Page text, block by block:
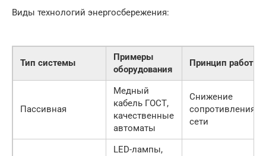
Виды технологий энергосбережения:
Тип системы
Примеры
оборудования
Принцип работы
Пассивная
Медный
кабель ГОСТ,
качественные
автоматы
Снижение
сопротивления
сети
LED-лампы,